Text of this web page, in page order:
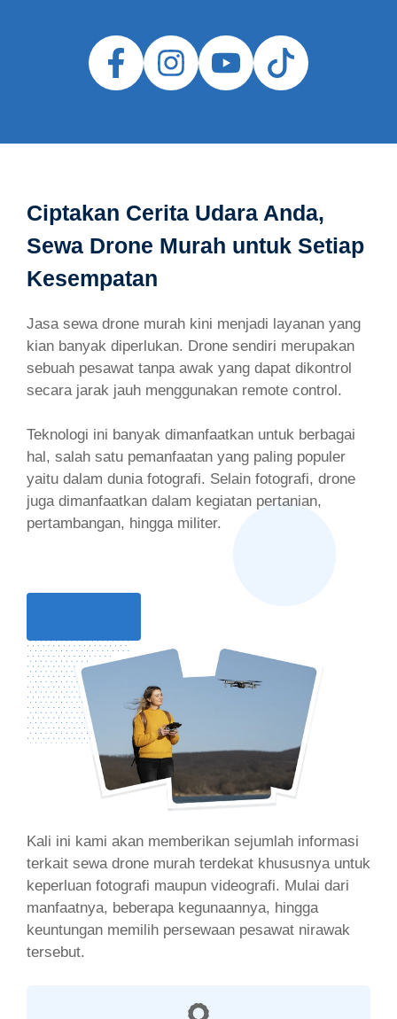
Ciptakan Cerita Udara Anda,
Sewa Drone Murah untuk Setiap
Kesempatan
Jasa sewa drone murah kini menjadi layanan yang
kian banyak diperlukan. Drone sendiri merupakan
sebuah pesawat tanpa awak yang dapat dikontrol
secara jarak jauh menggunakan remote control.
Teknologi ini banyak dimanfaatkan untuk berbagai
hal, salah satu pemanfaatan yang paling populer
yaitu dalam dunia fotografi. Selain fotografi, drone
juga dimanfaatkan dalam kegiatan pertanian,
pertambangan, hingga militer.
Kali ini kami akan memberikan sejumlah informasi
terkait sewa drone murah terdekat khususnya untuk
keperluan fotografi maupun videografi. Mulai dari
manfaatnya, beberapa kegunaannya, hingga
keuntungan memilih persewaan pesawat nirawak
tersebut.